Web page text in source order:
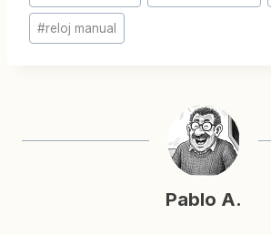
#reloj manual
Pablo A.